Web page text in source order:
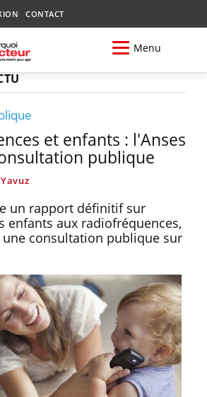
CONTACT
Menu
et enfants : l'Anses
publique
un rapport définitif sur
enfants aux radiofréquences,
une consultation publique sur